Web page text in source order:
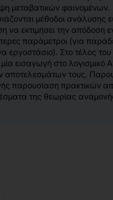
μεταβατικών φαινομένων.
μέθοδοι ανάλυσης
να εκτιμήσει την απόδοση
παράμετροι (για
εργοστάσιο). Στο τέλος
εισαγωγή στο
αποτελεσμάτων τους.
παρουσίαση πρακτικών
της θεωρίας